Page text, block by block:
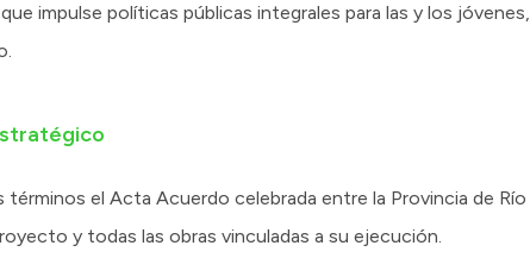
impulse políticas públicas integrales para las y los jóvenes,
el Acta Acuerdo celebrada entre la Provincia de Río
y todas las obras vinculadas a su ejecución.